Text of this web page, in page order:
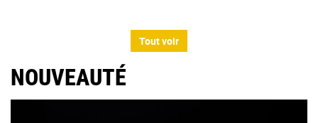
Tout voir
NOUVEAUTÉ